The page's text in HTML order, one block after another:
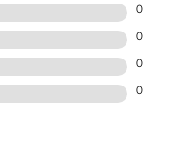
0
0
0
0